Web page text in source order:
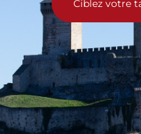
Ciblez votre